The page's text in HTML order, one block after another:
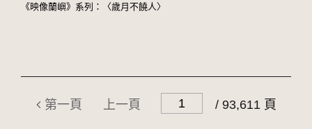
《映像蘭嶼》系列：〈歲月不饒人〉
第一頁 上一頁 / 93,611 頁